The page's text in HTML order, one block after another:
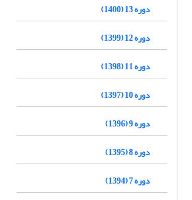
دوره 13 (1400)
دوره 12 (1399)
دوره 11 (1398)
دوره 10 (1397)
دوره 9 (1396)
دوره 8 (1395)
دوره 7 (1394)